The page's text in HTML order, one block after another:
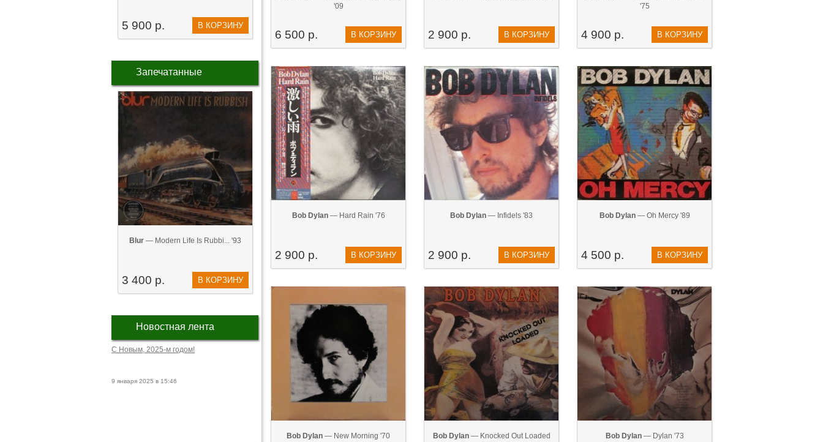
5 900 р. В КОРЗИНУ
Запечатанные
Blur — Modern Life Is Rubbi... '93
3 400 р. В КОРЗИНУ
Новостная лента
С Новым, 2025-м годом!
9 января 2025 в 15:46
'09
6 500 р. В КОРЗИНУ 2 900 р. В КОРЗИНУ
'75
4 900 р. В КОРЗИНУ
Bob Dylan— Hard Rain '76
2 900 р. В КОРЗИНУ
Bob Dylan — Infidels '83
2 900 р. В КОРЗИНУ
Bob Dylan— Oh Mercy '89
4 500 р. В КОРЗИНУ
Bob Dylan — New Morning '70 Bob Dylan— Knocked Out Loaded
Bob Dylan— Dylan '73